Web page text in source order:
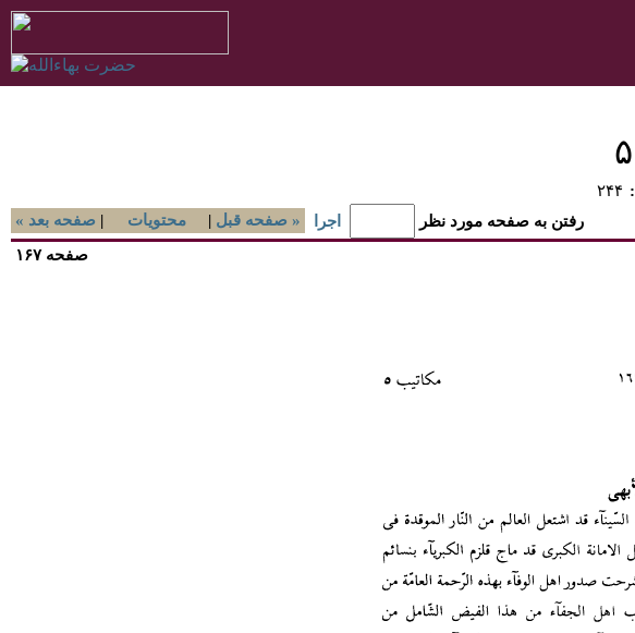
۲۴۴
« صفحه بعد | محتويات | صفحه قبل » رفتن به صفحه مورد نظر اجرا